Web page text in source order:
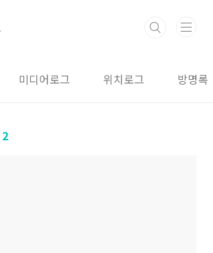
미디어로그 위치로그 방명록
2